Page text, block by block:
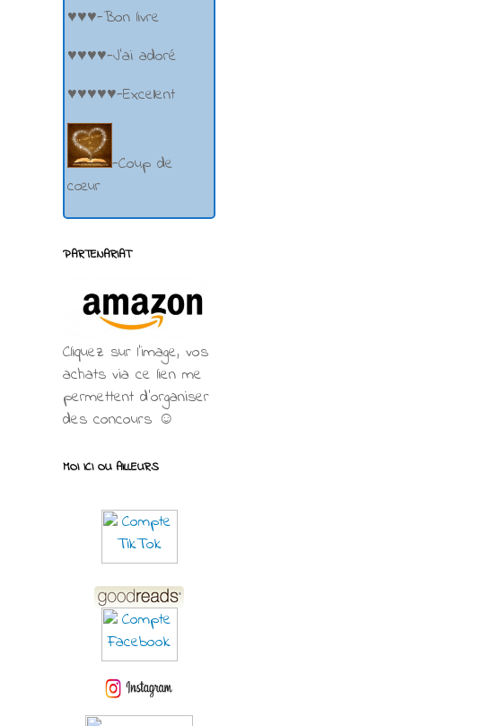
♥♥♥-Bon livre
♥♥♥♥-J'ai adoré
♥♥♥♥♥-Excellent
-Coup de
cœur
PARTENARIAT
Cliquez sur l'image, vos
achats via ce lien me
permettent d’organiser
des concours ☺
MOI ICI OU AILLEURS